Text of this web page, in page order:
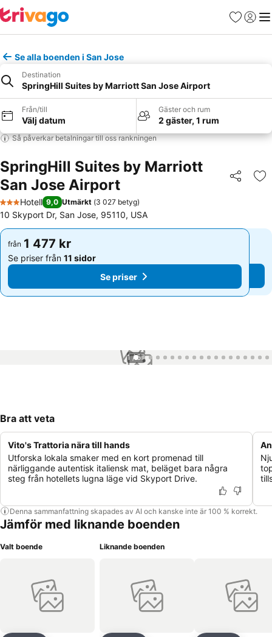
Favoriter
Logga
Se alla boenden i San Jose
Destination
SpringHill Suites by Marriott San Jose Airport
Från/till
Välj datum
Gäster och rum
2 gäster, 1 rum
Så påverkar betalningar till oss rankningen
SpringHill Suites by Marriott
San Jose Airport
Dela
3 Stjärnor
Hotell 9,0 Utmärkt (3 027 betyg)
10 Skyport Dr, San Jose, 95110, USA
från 1 477 kr
Se priser från 11 sidor
Se priser
från 1 477 kr
Se priser från 11 sidor
Se priser
1 / 57
Bra att veta
Vito's Trattoria nära till hands
Utforska lokala smaker med en kort promenad till
närliggande autentisk italiensk mat, beläget bara några
steg från hotellets lugna läge vid Skyport Drive.
Denna sammanfattning skapades av AI och kanske inte är 100 % korrekt.
Jämför med liknande boenden
Valt boende Liknande boenden